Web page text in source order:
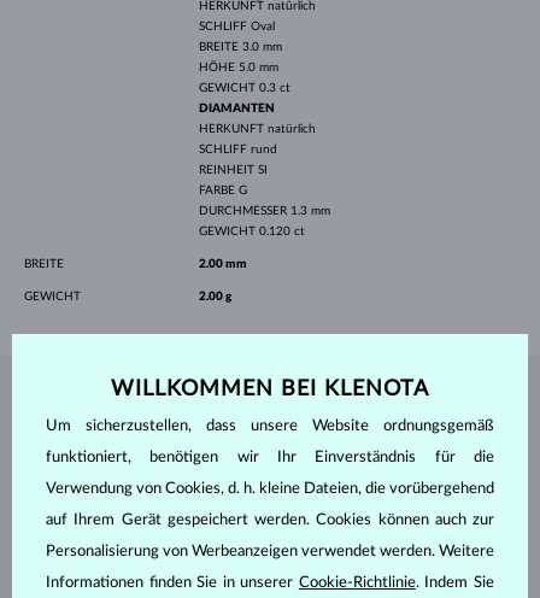
HERKUNFT natürlich
SCHLIFF Oval
BREITE 3.0 mm
HÖHE 5.0 mm
GEWICHT 0.3 ct
DIAMANTEN
HERKUNFT natürlich
SCHLIFF rund
REINHEIT SI
FARBE G
DURCHMESSER 1.3 mm
GEWICHT 0.120 ct
BREITE 2.00 mm
GEWICHT 2.00 g
WILLKOMMEN BEI KLENOTA
Um sicherzustellen, dass unsere Website ordnungsgemäß
funktioniert, benötigen wir Ihr Einverständnis für die
Verwendung von Cookies, d. h. kleine Dateien, die vorübergehend
auf Ihrem Gerät gespeichert werden. Cookies können auch zur
Personalisierung von Werbeanzeigen verwendet werden. Weitere
Informationen finden Sie in unserer Cookie-Richtlinie. Indem Sie